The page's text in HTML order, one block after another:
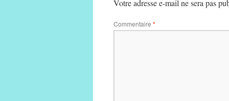
Votre adresse e-mail ne sera pas
Commentaire *